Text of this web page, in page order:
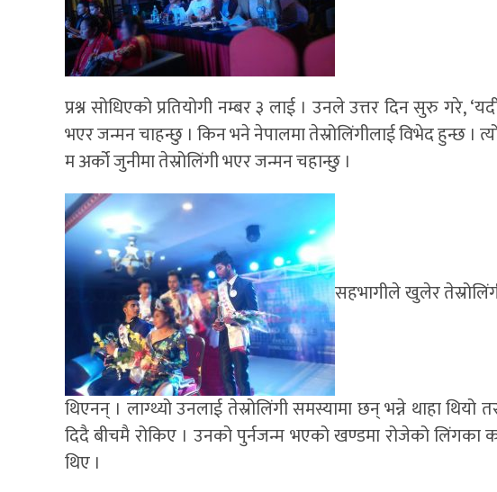
प्रश्न सोधिएको प्रतियोगी नम्बर ३ लाई । उनले उत्तर दिन सुरु गरे,
भएर जन्मन चाहन्छु । किन भने नेपालमा तेस्रोलिंगीलाई विभेद हुन्छ ।
म अर्को जुनीमा तेस्रोलिंगी भएर जन्मन चहान्छु ।
सहभागीले खुलेर
थिएनन् । लाग्थ्यो उनलाई तेस्रोलिंगी समस्यामा छन् भन्ने थाहा
दिदै बीचमै रोकिए । उनको पुर्नजन्म भएको खण्डमा रोजेको
थिए ।